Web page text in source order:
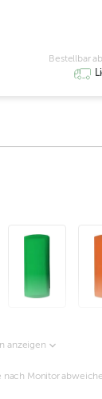
Bestellbar
anzeigen
nach Monitor